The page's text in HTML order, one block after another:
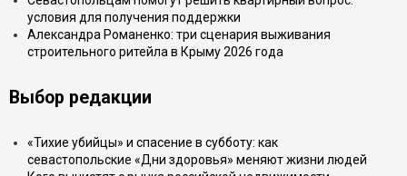
условия для получения поддержки
Александра Романенко: три сценария выживания
строительного ритейла в Крыму 2026 года
Выбор редакции
«Тихие убийцы» и спасение в субботу: как
севастопольские «Дни здоровья» меняют жизни людей